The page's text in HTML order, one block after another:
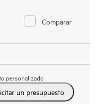
Comparar
personalizado
un presupuesto